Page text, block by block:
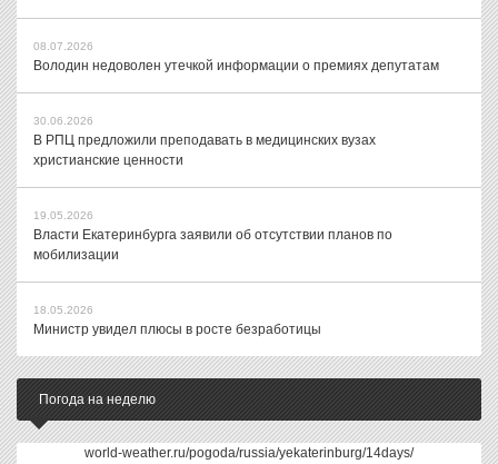
08.07.2026
Володин недоволен утечкой информации о премиях депутатам
30.06.2026
В РПЦ предложили преподавать в медицинских вузах
христианские ценности
19.05.2026
Власти Екатеринбурга заявили об отсутствии планов по
мобилизации
18.05.2026
Министр увидел плюсы в росте безработицы
Погода на неделю
world-weather.ru/pogoda/russia/yekaterinburg/14days/